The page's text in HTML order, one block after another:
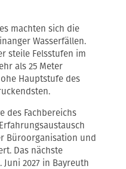
machten sich die
Wasserfällen.
steile Felsstufen im
als 25 Meter
Hauptstufe des
des Fachbereichs
Büroorganisation und
Das nächste
Juni 2027 in Bayreuth